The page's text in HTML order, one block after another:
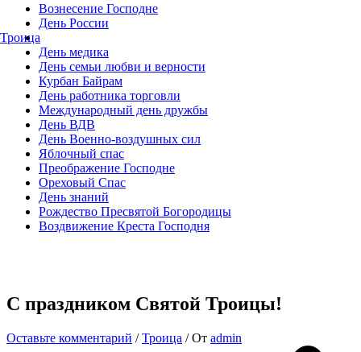
Вознесение Господне
День России
Троица
День медика
День семьи любви и верности
Курбан Байрам
День работника торговли
Международный день дружбы
День ВДВ
День Военно-воздушных сил
Яблочный спас
Преображение Господне
Ореховый Спас
День знаний
Рождество Пресвятой Богородицы
Воздвижение Креста Господня
С праздником Святой Троицы!
Оставьте комментарий /Троица / От admin